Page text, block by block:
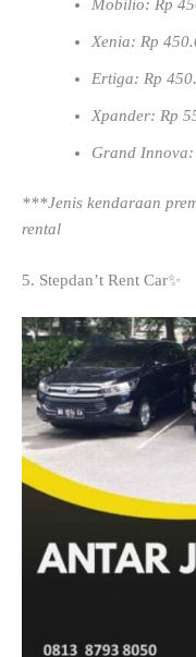
Mobilio: Rp
Xenia: Rp
Ertiga: Rp
Xpander: Rp
Grand
***Jenis kendaraan
rental
5. Stepdan’t Rent Car✨